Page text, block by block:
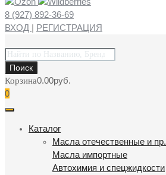
8 (927) 892-36-69
ВХОД | РЕГИСТРАЦИЯ
Поиск
товаров
Поиск
Корзина0.00руб.
0
Каталог
Масла отечественные и пр.
Масла импортные
Автохимия и спецжидкости